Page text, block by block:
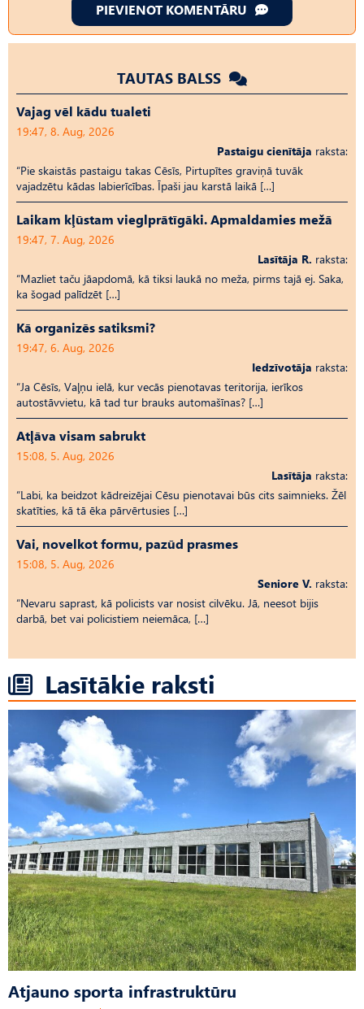
PIEVIENOT KOMENTĀRU
TAUTAS BALSS
Vajag vēl kādu tualeti
19:47, 8. Aug, 2026
Pastaigu cienītāja raksta:
“Pie skaistās pastaigu takas Cēsīs, Pirtupītes graviņā tuvāk
vajadzētu kādas labierīcības. Īpaši jau karstā laikā […]
Laikam kļūstam vieglprātīgāki. Apmaldamies mežā
19:47, 7. Aug, 2026
Lasītāja R. raksta:
“Mazliet taču jāapdomā, kā tiksi laukā no meža, pirms tajā ej. Saka,
ka šogad palīdzēt […]
Kā organizēs satiksmi?
19:47, 6. Aug, 2026
Iedzīvotāja raksta:
“Ja Cēsīs, Vaļņu ielā, kur vecās pienotavas teritorija, ierīkos
autostāvvietu, kā tad tur brauks automašīnas? […]
Atļāva visam sabrukt
15:08, 5. Aug, 2026
Lasītāja raksta:
“Labi, ka beidzot kādreizējai Cēsu pienotavai būs cits saimnieks. Žēl
skatīties, kā tā ēka pārvērtusies […]
Vai, novelkot formu, pazūd prasmes
15:08, 5. Aug, 2026
Seniore V. raksta:
“Nevaru saprast, kā policists var nosist cilvēku. Jā, neesot bijis
darbā, bet vai policistiem neiemāca, […]
Lasītākie raksti
Atjauno sporta infrastruktūru